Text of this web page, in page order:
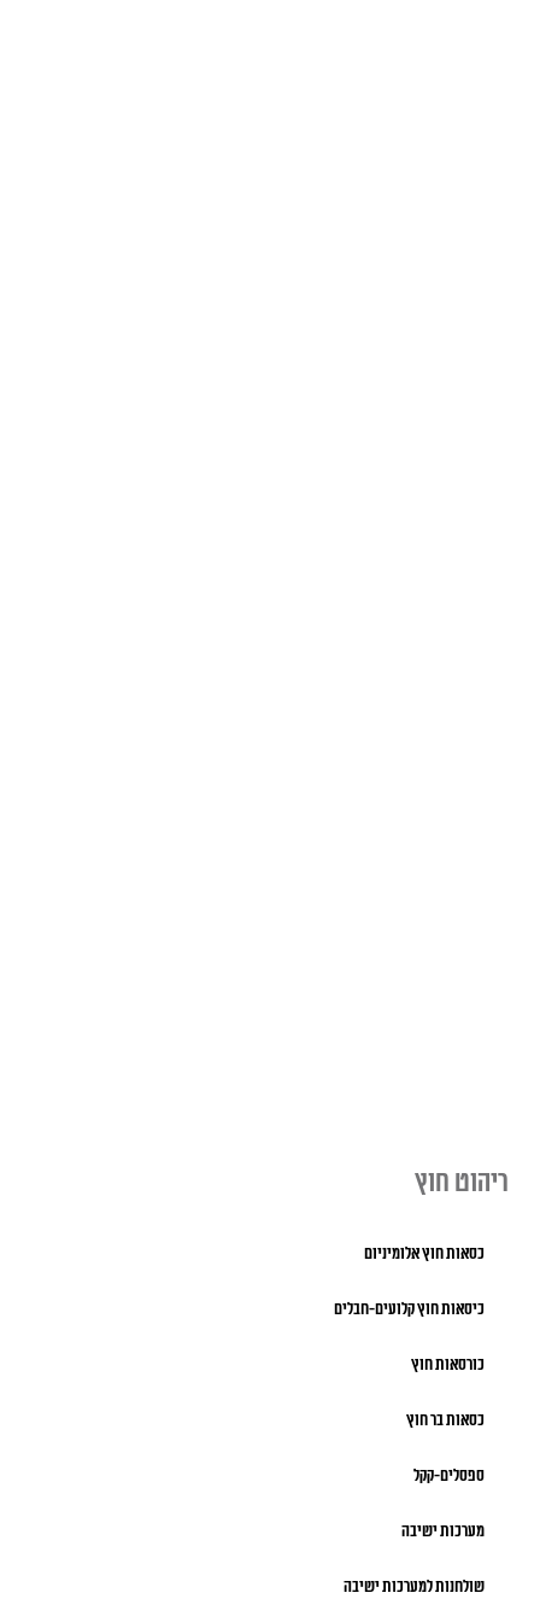
ריהוט חוץ
כסאות חוץ אלומיניום
כיסאות חוץ קלועים-חבלים
כורסאות חוץ
כסאות בר חוץ
ספסלים-קקל
מערכות ישיבה
שולחנות למערכות ישיבה